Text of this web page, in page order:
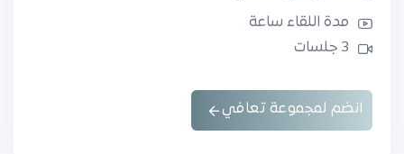
مدة اللقاء ساعة
3 جلسات
انضم لمجموعة تعافي